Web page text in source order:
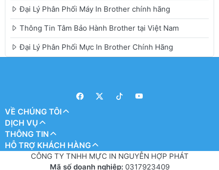
Đại Lý Phân Phối Máy In Brother chính hãng
Thông Tin Tâm Bảo Hành Brother tại Việt Nam
Đại Lý Phân Phối Mực In Brother Chính Hãng
VỀ CHÚNG TÔI
DỊCH VỤ
THÔNG TIN
HỖ TRỢ KHÁCH HÀNG
CÔNG TY TNHH MỰC IN NGUYỄN HỢP PHÁT
Mã số doanh nghiệp: 0317923409